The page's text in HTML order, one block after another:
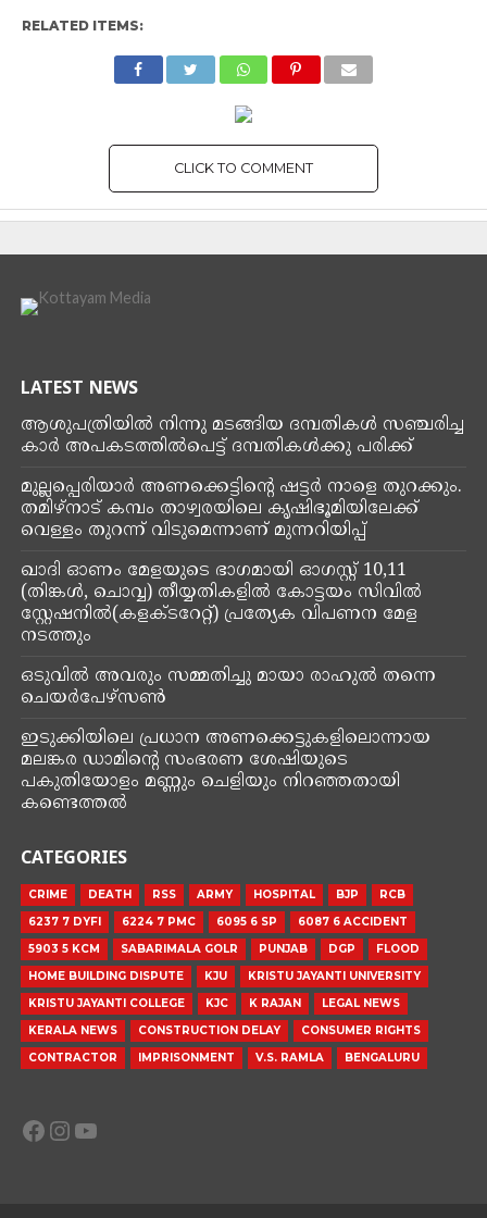
RELATED ITEMS:
CLICK TO COMMENT
LATEST NEWS
ആശുപത്രിയിൽ നിന്നു മടങ്ങിയ ദമ്പതികൾ സഞ്ചരിച്ച
കാർ അപകടത്തിൽപെട്ട് ദമ്പതികൾക്കു പരിക്ക്
മുല്ലപ്പെരിയാർ അണക്കെട്ടിൻ്റെ ഷട്ടർ നാളെ തുറക്കും.
തമിഴ്നാട് കമ്പം താഴ്വരയിലെ കൃഷിഭൂമിയിലേക്ക്
വെള്ളം തുറന്ന് വിടുമെന്നാണ് മുന്നറിയിപ്പ്
ഖാദി ഓണം മേളയുടെ ഭാഗമായി ഓഗസ്റ്റ് 10,11
(തിങ്കൾ, ചൊവ്വ) തീയ്യതികളിൽ കോട്ടയം സിവിൽ
സ്റ്റേഷനിൽ(കളക്ടറേറ്റ്) പ്രത്യേക വിപണന മേള
നടത്തും
ഒടുവിൽ അവരും സമ്മതിച്ചു മായാ രാഹുൽ തന്നെ
ചെയർപേഴ്‌സൺ
ഇടുക്കിയിലെ പ്രധാന അണക്കെട്ടുകളിലൊന്നായ
മലങ്കര ഡാമിന്‍റെ സംഭരണ ശേഷിയുടെ
പകുതിയോളം മണ്ണും ചെളിയും നിറഞ്ഞതായി
കണ്ടെത്തൽ
CATEGORIES
CRIME DEATH RSS ARMY HOSPITAL BJP
RCB
6237 7 DYFI
6224 7 PMC 6095 6 SP
6087 6 ACCIDENT
5903 5 KCM
SABARIMALA GOLR PUNJAB DGP
FLOOD
HOME BUILDING DISPUTE
KJU
KRISTU JAYANTI UNIVERSITY
KRISTU JAYANTI COLLEGE
KJC K RAJAN
LEGAL NEWS
KERALA NEWS
CONSTRUCTION DELAY
CONSUMER RIGHTS
CONTRACTOR
IMPRISONMENT V.S. RAMLA BENGALURU
Facebook
Instagram
YouTube